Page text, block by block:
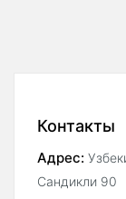
Контакты
Адрес:
Сандикли 90